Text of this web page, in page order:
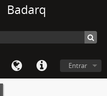
Badarq
Entrar